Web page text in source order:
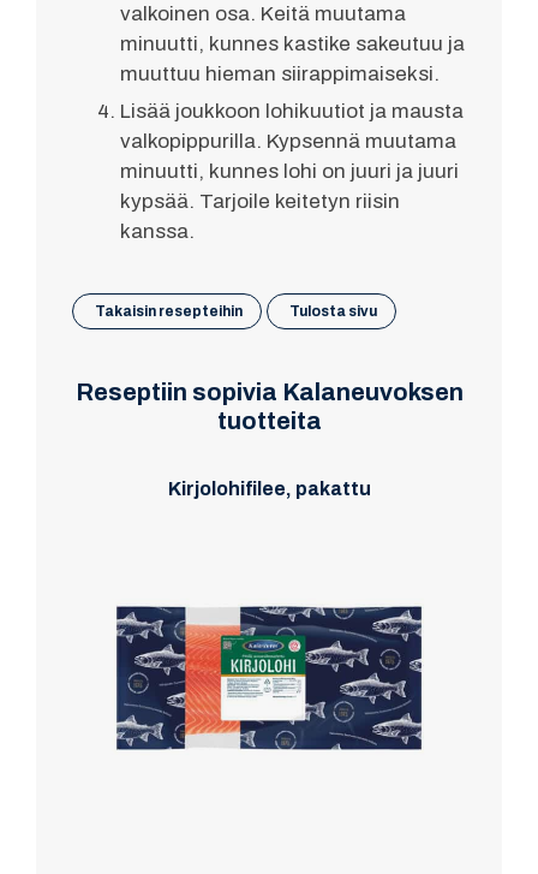
valkoinen osa. Keitä muutama
minuutti, kunnes kastike sakeutuu ja
muuttuu hieman siirappimaiseksi.
Lisää joukkoon lohikuutiot ja mausta
valkopippurilla. Kypsennä muutama
minuutti, kunnes lohi on juuri ja juuri
kypsää. Tarjoile keitetyn riisin
kanssa.
Takaisin resepteihin Tulosta sivu
Reseptiin sopivia Kalaneuvoksen
tuotteita
Kirjolohifilee, pakattu